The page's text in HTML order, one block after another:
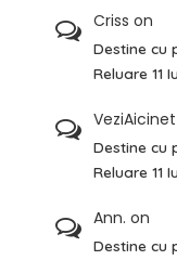
Criss on
Destine cu
Reluare 11
VeziAicinet
Destine cu
Reluare 11
Ann. on
Destine cu